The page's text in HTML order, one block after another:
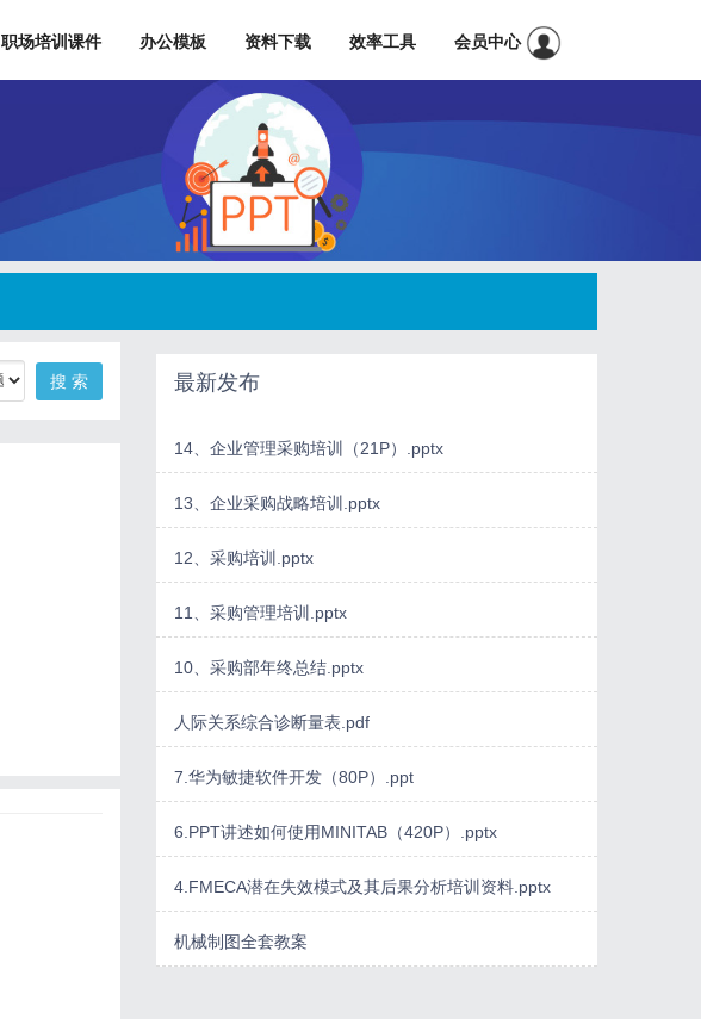
职场培训课件 办公模板 资料下载 效率工具 会员中心
最新发布
14、企业管理采购培训（21P）.pptx
13、企业采购战略培训.pptx
12、采购培训.pptx
11、采购管理培训.pptx
10、采购部年终总结.pptx
人际关系综合诊断量表.pdf
7.华为敏捷软件开发（80P）.ppt
6.PPT讲述如何使用MINITAB（420P）.pptx
4.FMECA潜在失效模式及其后果分析培训资料.pptx
机械制图全套教案